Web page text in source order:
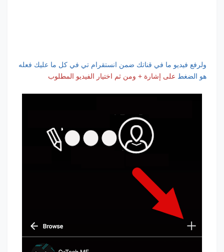
ولرفع فيديو ما في قناتك ضمن انستقرام تي في كل ما عليك فعله
هو الضغط على إشارة + ومن ثم اختيار الفيديو المطلوب